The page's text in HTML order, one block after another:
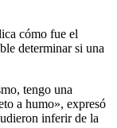
cómo fue el
determinar si una
tengo una
a humo», expresó
inferir de la